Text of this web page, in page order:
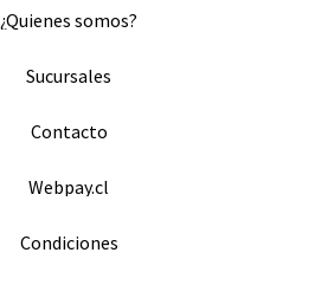
¿Quienes somos?
Sucursales
Contacto
Webpay.cl
Condiciones